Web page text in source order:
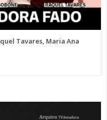
Tavares, Maria Ana